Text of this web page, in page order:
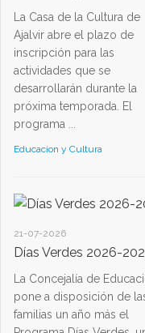
La Casa de la Cultura de
Ajalvir abre el plazo de
inscripción para las
actividades que se
desarrollarán durante la
próxima temporada. El
programa ...
Educacion y Cultura
21-07-2026
Días Verdes 2026-
La Concejalía de
pone a disposición de
familias un año más el